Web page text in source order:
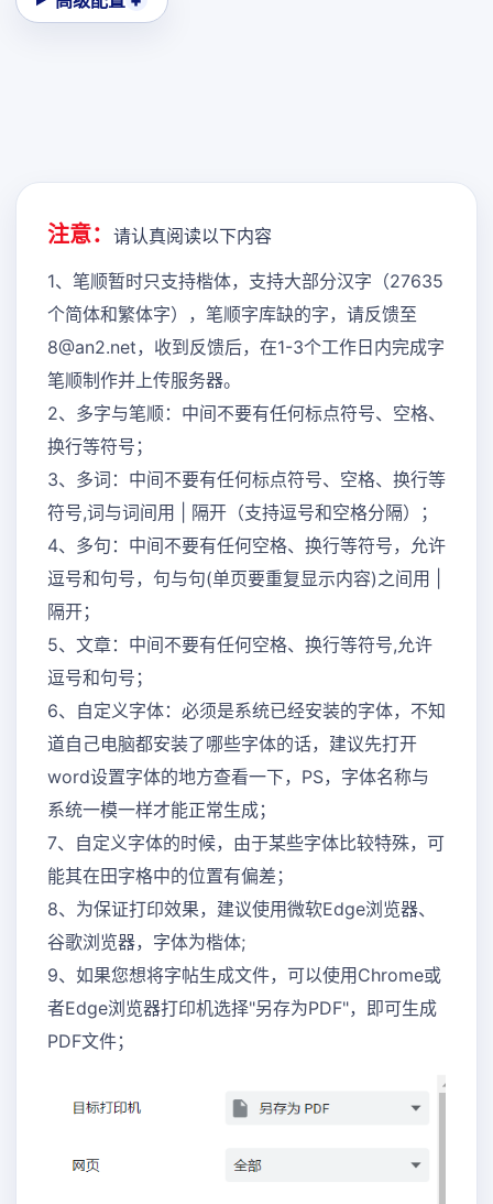
注意： 请认真阅读以下内容
1、笔顺暂时只支持楷体，支持大部分汉字（27635
个简体和繁体字），笔顺字库缺的字，请反馈至
8@an2.net，收到反馈后，在1-3个工作日内完成字
笔顺制作并上传服务器。
2、多字与笔顺：中间不要有任何标点符号、空格、
换行等符号；
3、多词：中间不要有任何标点符号、空格、换行等
符号,词与词间用 | 隔开（支持逗号和空格分隔）；
4、多句：中间不要有任何空格、换行等符号，允许
逗号和句号，句与句(单页要重复显示内容)之间用 |
隔开；
5、文章：中间不要有任何空格、换行等符号,允许
逗号和句号；
6、自定义字体：必须是系统已经安装的字体，不知
道自己电脑都安装了哪些字体的话，建议先打开
word设置字体的地方查看一下，PS，字体名称与
系统一模一样才能正常生成；
7、自定义字体的时候，由于某些字体比较特殊，可
能其在田字格中的位置有偏差；
8、为保证打印效果，建议使用微软Edge浏览器、
谷歌浏览器，字体为楷体;
9、如果您想将字帖生成文件，可以使用Chrome或
者Edge浏览器打印机选择"另存为PDF"，即可生成
PDF文件；